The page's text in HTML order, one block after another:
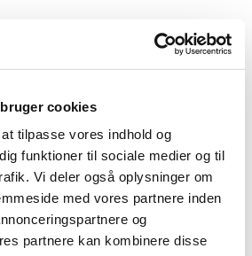
cookies
tilpasse vores indhold og
funktioner til sociale medier og til
Vi deler også oplysninger om
med vores partnere inden
og
partnere kan kombinere disse